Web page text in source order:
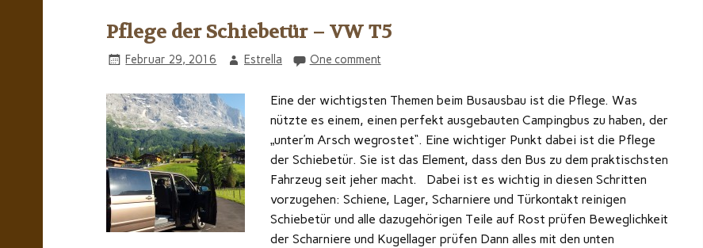
Pflege der Schiebetür – VW T5
Februar 29, 2016 Estrella One comment
Eine der wichtigsten Themen beim Busausbau ist die Pflege. Was
nützte es einem, einen perfekt ausgebauten Campingbus zu haben, der
„unter’m Arsch wegrostet“. Eine wichtiger Punkt dabei ist die Pflege
der Schiebetür. Sie ist das Element, dass den Bus zu dem praktischsten
Fahrzeug seit jeher macht. Dabei ist es wichtig in diesen Schritten
vorzugehen: Schiene, Lager, Scharniere und Türkontakt reinigen
Schiebetür und alle dazugehörigen Teile auf Rost prüfen Beweglichkeit
der Scharniere und Kugellager prüfen Dann alles mit den unten